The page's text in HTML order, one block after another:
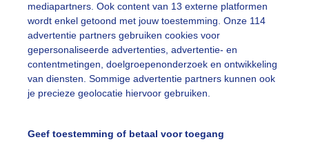
mediapartners. Ook content van 13 externe platformen
wordt enkel getoond met jouw toestemming. Onze 114
advertentie partners gebruiken cookies voor
gepersonaliseerde advertenties, advertentie- en
contentmetingen, doelgroepenonderzoek en ontwikkeling
van diensten. Sommige advertentie partners kunnen ook
je precieze geolocatie hiervoor gebruiken.
Geef toestemming of betaal voor toegang
slideshow